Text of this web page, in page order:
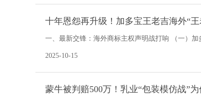
十年恩怨再升级！加多宝王老吉海外“
一、最新交锋：海外商标主权声明战打响 （一）
2025-10-15
蒙牛被判赔500万！乳业“包装模仿战”